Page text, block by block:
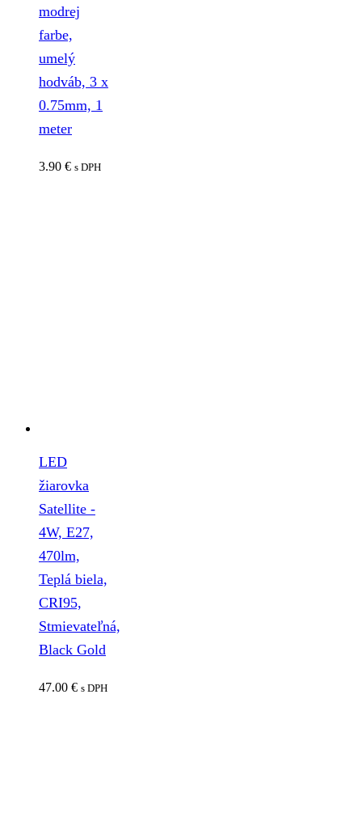
modrej
farbe,
umelý
hodváb, 3 x
0.75mm, 1
meter
3.90 € s DPH
LED
žiarovka
Satellite -
4W, E27,
470lm,
Teplá biela,
CRI95,
Stmievateľná,
Black Gold
47.00 € s DPH